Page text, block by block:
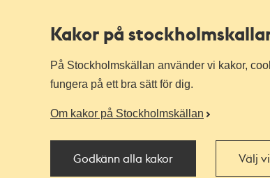
Kakor på
På Stockholmskällan använder vi kakor,
fungera på ett bra sätt för dig.
Om kakor på Stockholmskällan
Godkänn alla kakor Välj